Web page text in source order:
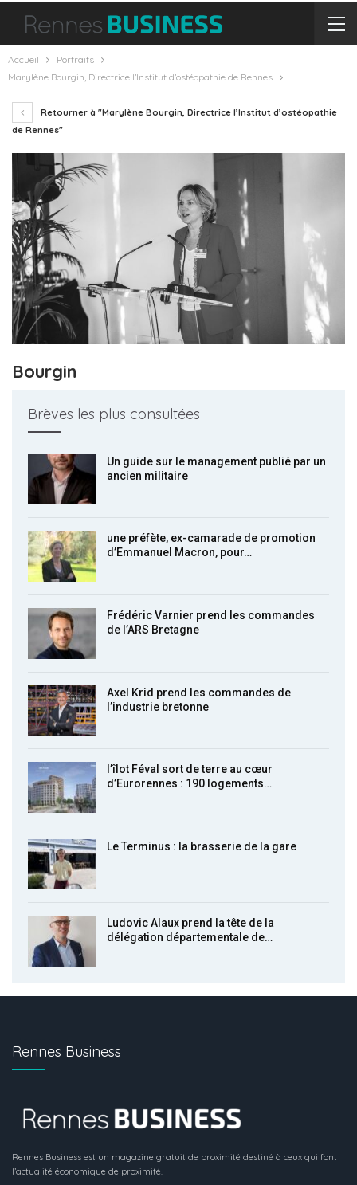
Accueil
Portraits
Marylène Bourgin, Directrice l’Institut d’ostéopathie de Rennes
Retourner à "Marylène Bourgin, Directrice l’Institut d’ostéopathie
de Rennes"
Bourgin
Brèves les plus consultées
Un guide sur le management publié par un
ancien militaire
une préfète, ex-camarade de promotion
d’Emmanuel Macron, pour…
Frédéric Varnier prend les commandes
de l’ARS Bretagne
Axel Krid prend les commandes de
l’industrie bretonne
l’îlot Féval sort de terre au cœur
d’Eurorennes : 190 logements…
Le Terminus : la brasserie de la gare
Ludovic Alaux prend la tête de la
délégation départementale de…
Rennes Business
Rennes Business est un magazine gratuit de proximité destiné à ceux qui font
l’actualité économique de proximité.